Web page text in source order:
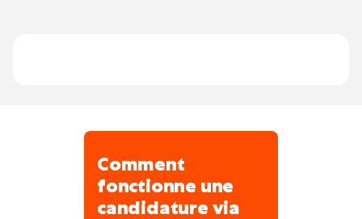
Comment
fonctionne une
candidature via